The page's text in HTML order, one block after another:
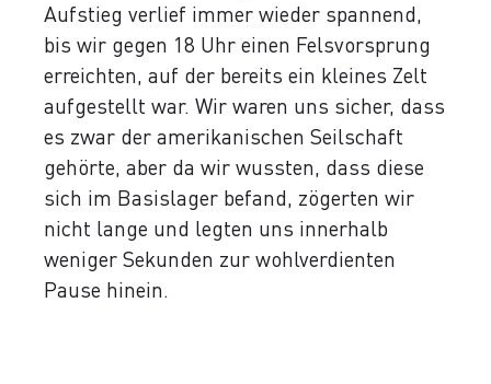
Aufstieg verlief immer wieder spannend,
bis wir gegen 18 Uhr einen Felsvorsprung
erreichten, auf der bereits ein kleines Zelt
aufgestellt war. Wir waren uns sicher, dass
es zwar der amerikanischen Seilschaft
gehörte, aber da wir wussten, dass diese
sich im Basislager befand, zögerten wir
nicht lange und legten uns innerhalb
weniger Sekunden zur wohlverdienten
Pause hinein.